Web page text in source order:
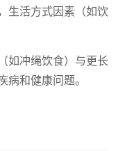
生活方式因素（如饮
如冲绳饮食）与更长
和健康问题。